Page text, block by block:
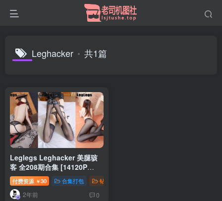
Leghacker 共1篇
Leglegs Leghacker 美腿骇
客 全208期合集 [14120P
63.9G]
付费资源 ￥30 合集打包 钻石免费
2年前 0